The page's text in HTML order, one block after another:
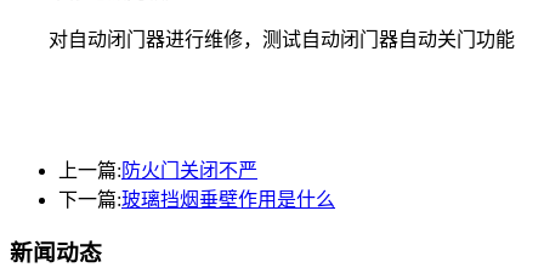
对自动闭门器进行维修，测试自动闭门器自动关门功能
上一篇: 防火门关闭不严
下一篇:玻璃挡烟垂壁作用是什么
新闻动态